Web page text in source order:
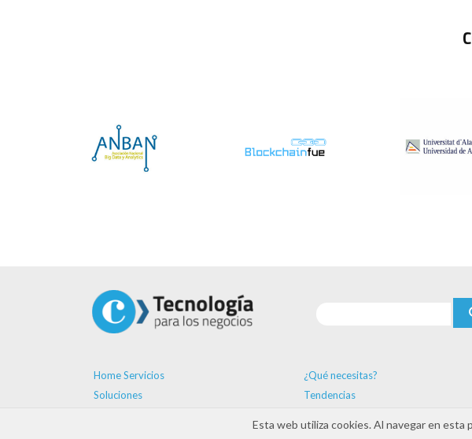
Home Servicios
¿Qué necesitas?
Soluciones
Tendencias
Esta web utiliza cookies. Al navegar en esta